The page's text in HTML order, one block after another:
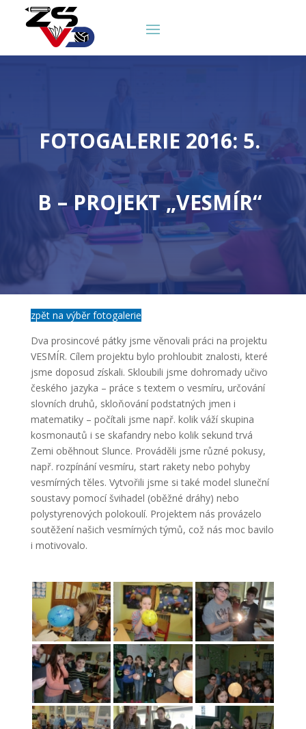
FOTOGALERIE 2016: 5.
B – PROJEKT „VESMÍR“
zpět na výběr fotogalerie
Dva prosincové pátky jsme věnovali práci na projektu
VESMÍR. Cílem projektu bylo prohloubit znalosti, které
jsme doposud získali. Skloubili jsme dohromady učivo
českého jazyka – práce s textem o vesmíru, určování
slovních druhů, skloňování podstatných jmen i
matematiky – počítali jsme např. kolik váží skupina
kosmonautů i se skafandry nebo kolik sekund trvá
Zemi oběhnout Slunce. Prováděli jsme různé pokusy,
např. rozpínání vesmíru, start rakety nebo pohyby
vesmírných těles. Vytvořili jsme si také model sluneční
soustavy pomocí švihadel (oběžné dráhy) nebo
polystyrenových polokoulí. Projektem nás provázelo
soutěžení našich vesmírných týmů, což nás moc bavilo
i motivovalo.